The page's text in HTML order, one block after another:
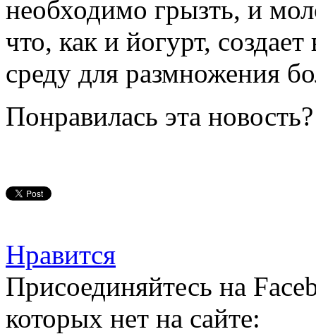
необходимо грызть, и
что, как и йогурт,
среду для размножения
Понравилась эта
Нравится
Присоединяйтесь на
которых нет на сайте: